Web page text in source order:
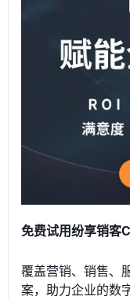
免费试用纷享销客
覆盖营销、销售、
案，助力企业的数